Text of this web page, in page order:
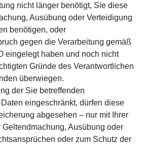
nicht länger benötigt, Sie diese
Ausübung oder Verteidigung
benötigen, oder
gegen die Verarbeitung gemäß
eingelegt haben und noch nicht
Gründe des Verantwortlichen
überwiegen.
der Sie betreffenden
eingeschränkt, dürfen diese
abgesehen – nur mit Ihrer
Ausübung oder
oder zum Schutz der